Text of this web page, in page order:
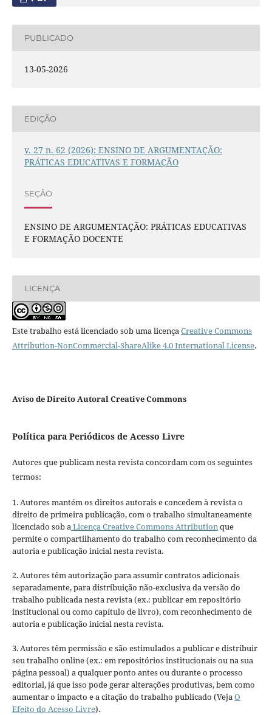
PUBLICADO
13-05-2026
EDIÇÃO
v. 27 n. 62 (2026): ENSINO DE ARGUMENTAÇÃO:
PRÁTICAS EDUCATIVAS E FORMAÇÃO
SEÇÃO
ENSINO DE ARGUMENTAÇÃO: PRÁTICAS EDUCATIVAS
E FORMAÇÃO DOCENTE
LICENÇA
Este trabalho está licenciado sob uma licençaCreative Commons
Attribution-NonCommercial-ShareAlike 4.0 International License.
Aviso de Direito Autoral Creative Commons
Política para Periódicos de Acesso Livre
Autores que publicam nesta revista concordam com os seguintes
termos:
1. Autores mantém os direitos autorais e concedem à revista o
direito de primeira publicação, com o trabalho simultaneamente
licenciado sob aLicença Creative Commons Attributionque
permite o compartilhamento do trabalho com reconhecimento da
autoria e publicação inicial nesta revista.
2. Autores têm autorização para assumir contratos adicionais
separadamente, para distribuição não-exclusiva da versão do
trabalho publicada nesta revista (ex.: publicar em repositório
institucional ou como capítulo de livro), com reconhecimento de
autoria e publicação inicial nesta revista.
3. Autores têm permissão e são estimulados a publicar e distribuir
seu trabalho online (ex.: em repositórios institucionais ou na sua
página pessoal) a qualquer ponto antes ou durante o processo
editorial, já que isso pode gerar alterações produtivas, bem como
aumentar o impacto e a citação do trabalho publicado (VejaO
Efeito do Acesso Livre).